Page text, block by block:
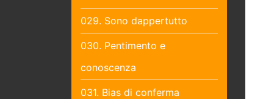
029. Sono dappertutto
030. Pentimento e
conoscenza
031. Bias di conferma